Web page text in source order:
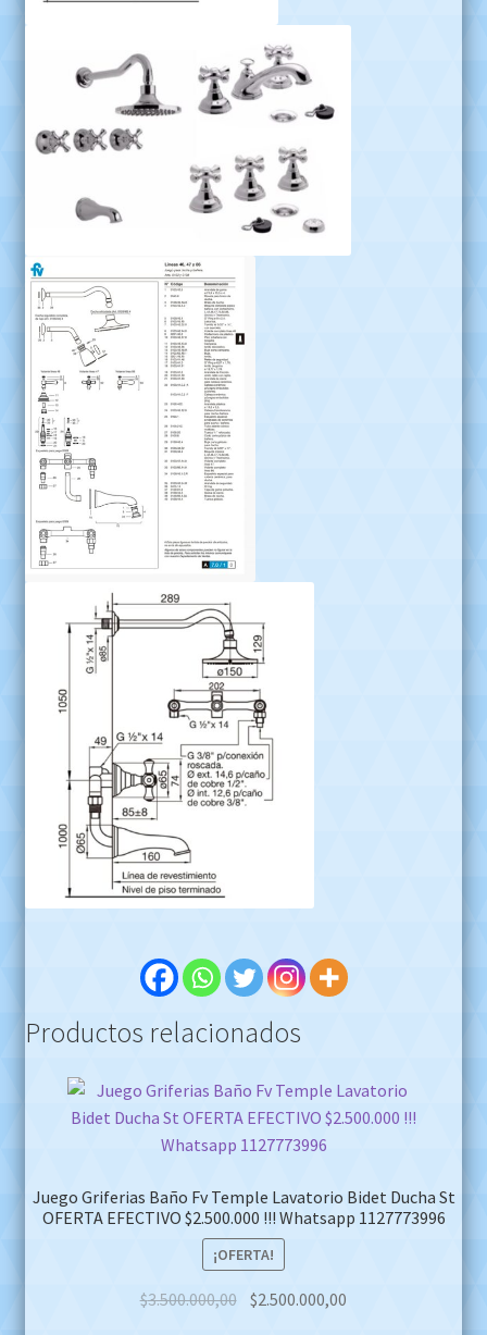
Productos relacionados
Juego Griferias Baño Fv Temple Lavatorio Bidet Ducha St
OFERTA EFECTIVO $2.500.000 !!! Whatsapp 1127773996
¡OFERTA!
$3.500.000,00 Original
$2.500.000,00